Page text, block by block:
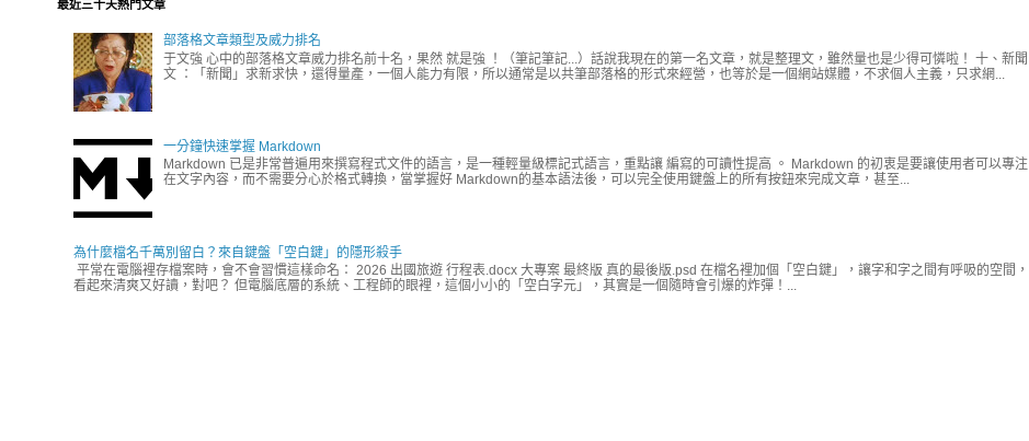
最近三十天熱門文章
部落格文章類型及威力排名
于文強 心中的部落格文章威力排名前十名，果然 就是強 ！（筆記筆記...）話說我現在的第一名文章，就是整理文，雖然量也是少得可憐啦！ 十、新聞
文 ：「新聞」求新求快，還得量產，一個人能力有限，所以通常是以共筆部落格的形式來經營，也等於是一個網站媒體，不求個人主義，只求網...
一分鐘快速掌握 Markdown
Markdown 已是非常普遍用來撰寫程式文件的語言，是一種輕量級標記式語言，重點讓 編寫的可讀性提高 。 Markdown 的初衷是要讓使用者可以專注
在文字內容，而不需要分心於格式轉換，當掌握好 Markdown的基本語法後，可以完全使用鍵盤上的所有按鈕來完成文章，甚至...
為什麼檔名千萬別留白？來自鍵盤「空白鍵」的隱形殺手
平常在電腦裡存檔案時，會不會習慣這樣命名： 2026 出國旅遊 行程表.docx 大專案 最終版 真的最後版.psd 在檔名裡加個「空白鍵」，讓字和字之間有呼吸的空間，
看起來清爽又好讀，對吧？ 但電腦底層的系統、工程師的眼裡，這個小小的「空白字元」，其實是一個隨時會引爆的炸彈！...